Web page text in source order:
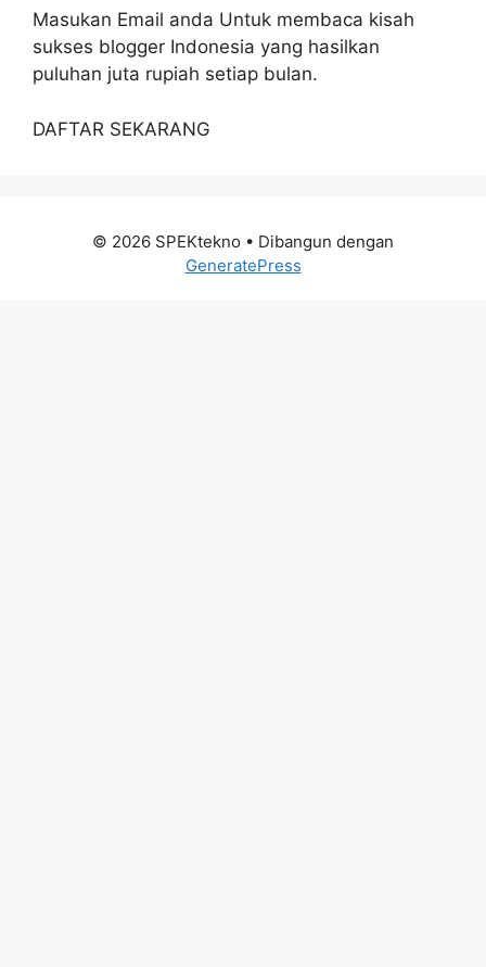
Masukan Email anda Untuk membaca kisah
sukses blogger Indonesia yang hasilkan
puluhan juta rupiah setiap bulan.
DAFTAR SEKARANG
© 2026 SPEKtekno • Dibangun dengan
GeneratePress